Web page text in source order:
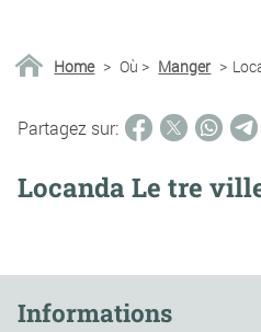
Home > Où > Manger >
Partagez sur:
Locanda Le tre
Informations